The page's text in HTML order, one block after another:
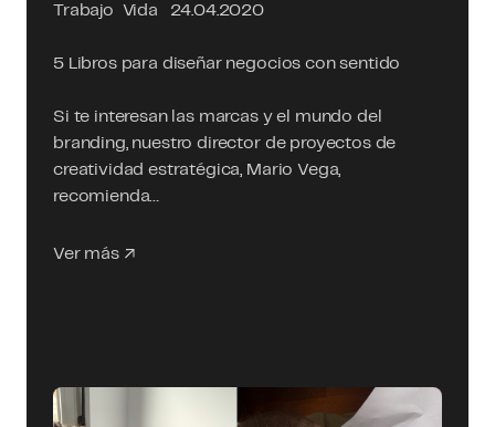
Trabajo Vida 24.04.2020
5 Libros para diseñar negocios con sentido
Si te interesan las marcas y el mundo del
branding, nuestro director de proyectos de
creatividad estratégica, Mario Vega,
recomienda…
Ver más